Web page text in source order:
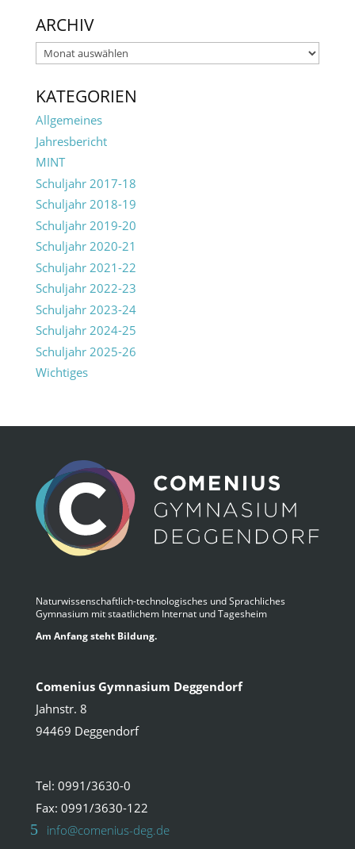
ARCHIV
Archiv
KATEGORIEN
Allgemeines
Jahresbericht
MINT
Schuljahr 2017-18
Schuljahr 2018-19
Schuljahr 2019-20
Schuljahr 2020-21
Schuljahr 2021-22
Schuljahr 2022-23
Schuljahr 2023-24
Schuljahr 2024-25
Schuljahr 2025-26
Wichtiges
Naturwissenschaftlich-technologisches und Sprachliches
Gymnasium mit staatlichem Internat und Tagesheim
Am Anfang steht Bildung.
Comenius Gymnasium Deggendorf
Jahnstr. 8
94469 Deggendorf
Tel: 0991/3630-0
Fax: 0991/3630-122
info@comenius-deg.de